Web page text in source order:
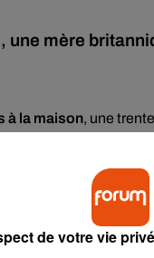
mère
à la maison, une
même de son foyer.
son compagnon
vraiment
Potkin" s'est
de votre vie